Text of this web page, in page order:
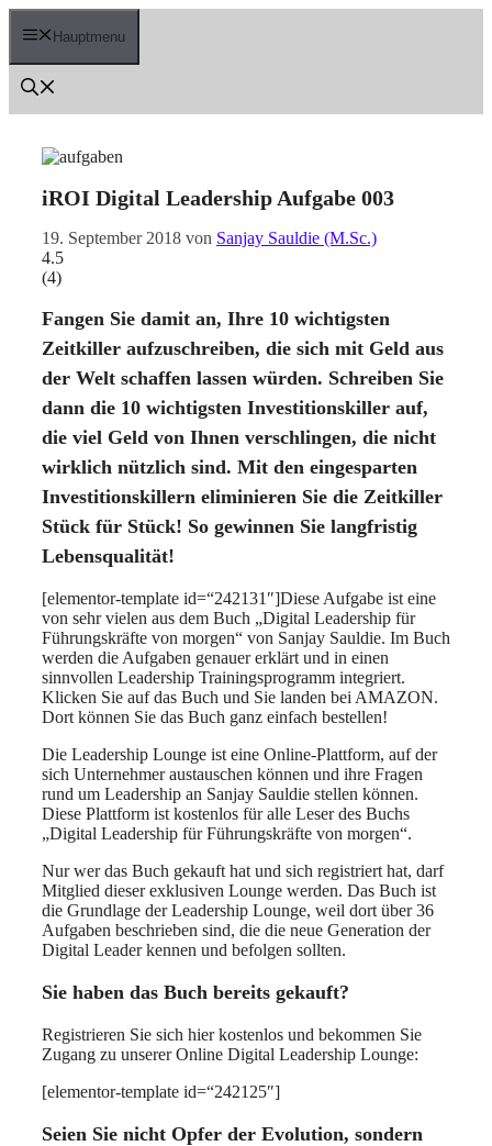
Zum
Inhalt Hauptmenu
iROI Digital Leadership Aufgabe 003
19. September 2018 von Sanjay Sauldie (M.Sc.)
4.5
(4)
Fangen Sie damit an, Ihre 10 wichtigsten
Zeitkiller aufzuschreiben, die sich mit Geld aus
der Welt schaffen lassen würden. Schreiben Sie
dann die 10 wichtigsten Investitionskiller auf,
die viel Geld von Ihnen verschlingen, die nicht
wirklich nützlich sind. Mit den eingesparten
Investitionskillern eliminieren Sie die Zeitkiller
Stück für Stück! So gewinnen Sie langfristig
Lebensqualität!
[elementor-template id=“242131″]Diese Aufgabe ist eine
von sehr vielen aus dem Buch „Digital Leadership für
Führungskräfte von morgen“ von Sanjay Sauldie. Im Buch
werden die Aufgaben genauer erklärt und in einen
sinnvollen Leadership Trainingsprogramm integriert.
Klicken Sie auf das Buch und Sie landen bei AMAZON.
Dort können Sie das Buch ganz einfach bestellen!
Die Leadership Lounge ist eine Online-Plattform, auf der
sich Unternehmer austauschen können und ihre Fragen
rund um Leadership an Sanjay Sauldie stellen können.
Diese Plattform ist kostenlos für alle Leser des Buchs
„Digital Leadership für Führungskräfte von morgen“.
Nur wer das Buch gekauft hat und sich registriert hat, darf
Mitglied dieser exklusiven Lounge werden. Das Buch ist
die Grundlage der Leadership Lounge, weil dort über 36
Aufgaben beschrieben sind, die die neue Generation der
Digital Leader kennen und befolgen sollten.
Sie haben das Buch bereits gekauft?
Registrieren Sie sich hier kostenlos und bekommen Sie
Zugang zu unserer Online Digital Leadership Lounge:
[elementor-template id=“242125″]
Seien Sie nicht Opfer der Evolution, sondern